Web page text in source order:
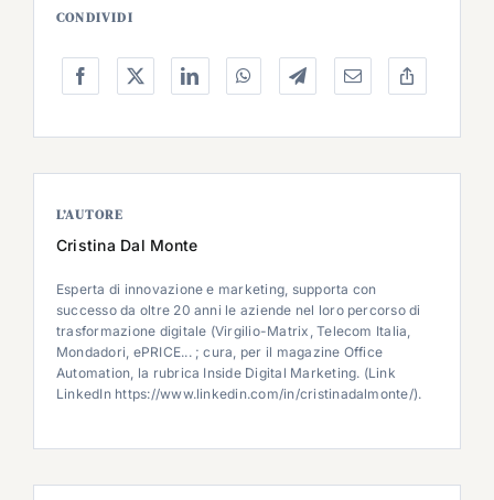
CONDIVIDI
L’AUTORE
Cristina Dal Monte
Esperta di innovazione e marketing, supporta con
successo da oltre 20 anni le aziende nel loro percorso di
trasformazione digitale (Virgilio-Matrix, Telecom Italia,
Mondadori, ePRICE... ; cura, per il magazine Office
Automation, la rubrica Inside Digital Marketing. (Link
LinkedIn https://www.linkedin.com/in/cristinadalmonte/).